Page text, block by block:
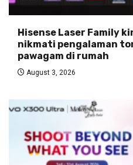
Hisense Laser Family
nikmati pengalaman
pawagam di rumah
August 3, 2026